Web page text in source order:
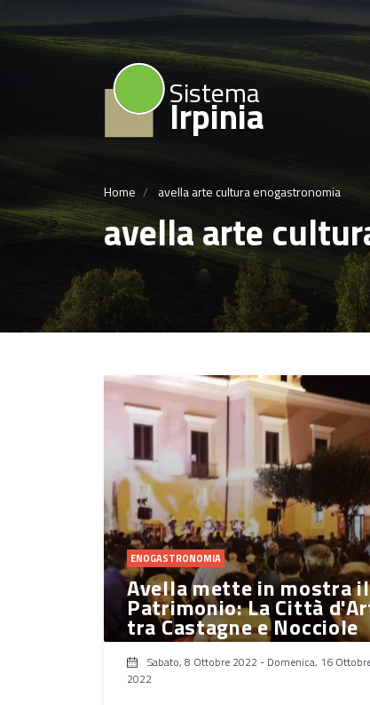
Sistema
Irpinia
Home avella arte cultura enogastronomia
avella arte
ENOGASTRONOMIA
Avella mette in mostra il
Patrimonio: La Città
tra Castagne e Nocciole
Sabato, 8 Ottobre 2022 - Domenica, 16
2022